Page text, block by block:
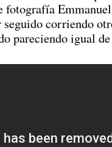
fotografía
corriendo
pareciendo igual